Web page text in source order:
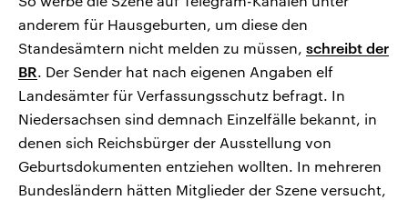
anderem für Hausgeburten, um diese den
Standesämtern nicht melden zu müssen, schreibt der
BR. Der Sender hat nach eigenen Angaben elf
Landesämter für Verfassungsschutz befragt. In
Niedersachsen sind demnach Einzelfälle bekannt, in
denen sich Reichsbürger der Ausstellung von
Geburtsdokumenten entziehen wollten. In mehreren
Bundesländern hätten Mitglieder der Szene versucht,